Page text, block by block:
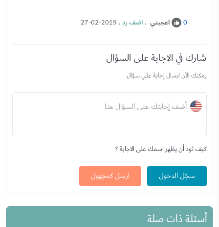
0 اعجبني .اضف رد.
27-02-2019
شارك في الاجابة على السؤال
يمكنك الآن ارسال إجابة علي سؤال
أضف إجابتك على السؤال هنا
كيف تود أن يظهر اسمك على الاجابة ؟
سجّل الدخول ارسل كمجهول
أسئلة ذات صلة